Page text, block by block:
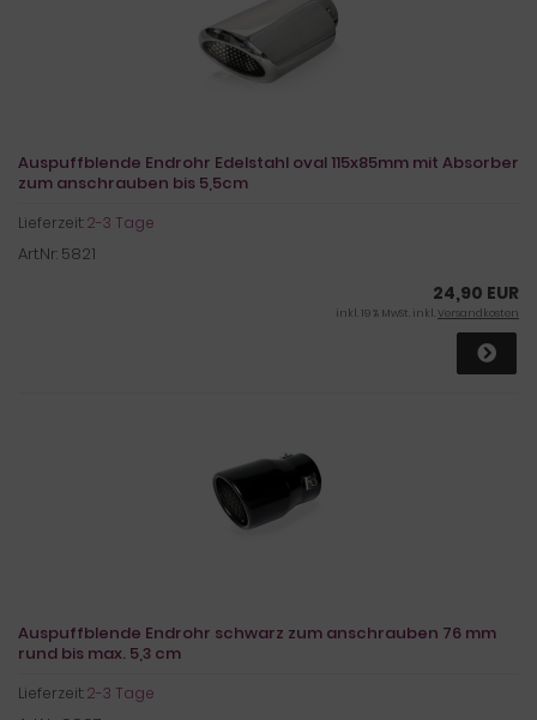
Auspuffblende Endrohr Edelstahl oval 115x85mm mit Absorber
zum anschrauben bis 5,5cm
Lieferzeit:2-3 Tage
Art.Nr: 5821
24,90 EUR
inkl. 19 % MwSt. inkl.Versandkosten
Auspuffblende Endrohr schwarz zum anschrauben 76 mm
rund bis max. 5,3 cm
Lieferzeit:2-3 Tage